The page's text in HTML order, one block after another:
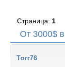
От 3000$
Страница: 1
Torr76